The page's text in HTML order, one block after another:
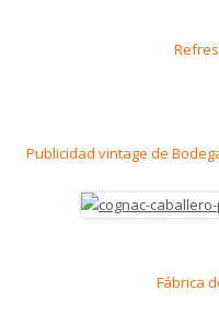
Publicidad vintage de
Fábrica